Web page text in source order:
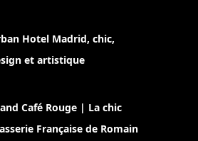
Hotel Madrid, chic,
et artistique
Café Rouge | La chic
Française de Romain